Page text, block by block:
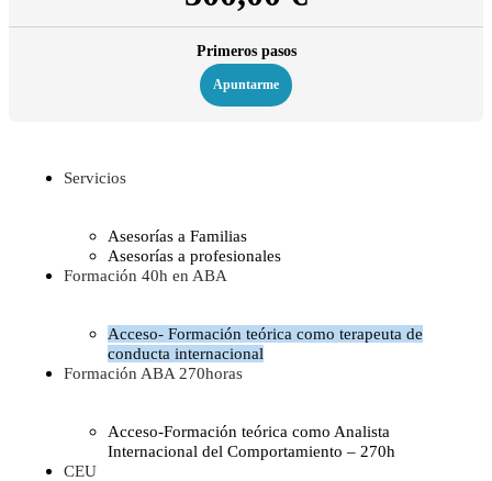
Primeros pasos
Apuntarme
Servicios
Asesorías a Familias
Asesorías a profesionales
Formación 40h en ABA
Acceso- Formación teórica como terapeuta de
conducta internacional
Formación ABA 270horas
Acceso-Formación teórica como Analista
Internacional del Comportamiento – 270h
CEU